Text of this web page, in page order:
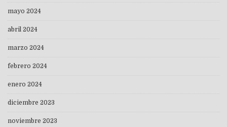
mayo 2024
abril 2024
marzo 2024
febrero 2024
enero 2024
diciembre 2023
noviembre 2023